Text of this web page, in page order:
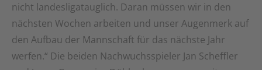
nicht landesligatauglich. Daran müssen wir in den
nächsten Wochen arbeiten und unser Augenmerk auf
den Aufbau der Mannschaft für das nächste Jahr
werfen.“ Die beiden Nachwuchsspieler Jan Scheffler